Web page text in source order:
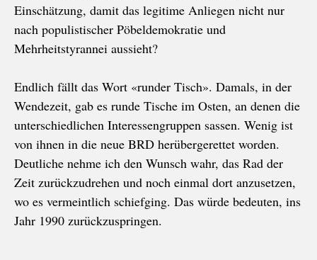
Einschätzung, damit das legitime Anliegen nicht nur
nach populistischer Pöbeldemokratie und
Mehrheitstyrannei aussieht?
Endlich fällt das Wort «runder Tisch». Damals, in der
Wendezeit, gab es runde Tische im Osten, an denen die
unterschiedlichen Interessengruppen sassen. Wenig ist
von ihnen in die neue BRD herübergerettet worden.
Deutliche nehme ich den Wunsch wahr, das Rad der
Zeit zurückzudrehen und noch einmal dort anzusetzen,
wo es vermeintlich schiefging. Das würde bedeuten, ins
Jahr 1990 zurückzuspringen.